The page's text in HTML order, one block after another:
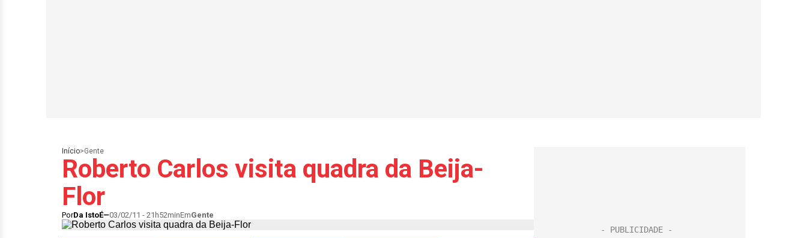
Início>Gente
Roberto Carlos visita quadra da Beija-
Flor
PorDa IstoÉ 03/02/11 - 21h52minEmGente